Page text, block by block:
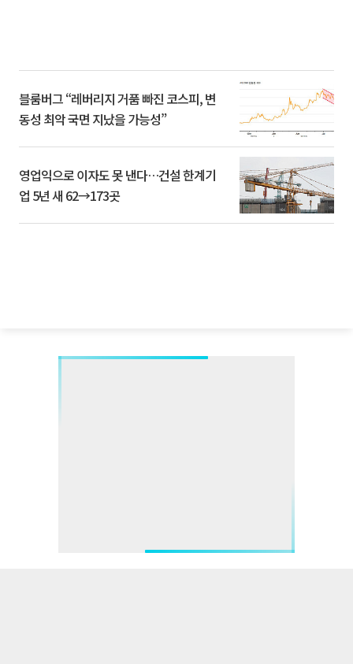
블룸버그 “레버리지 거품 빠진 코스피, 변
동성 최악 국면 지났을 가능성”
영업익으로 이자도 못 낸다…건설 한계기
업 5년 새 62→173곳